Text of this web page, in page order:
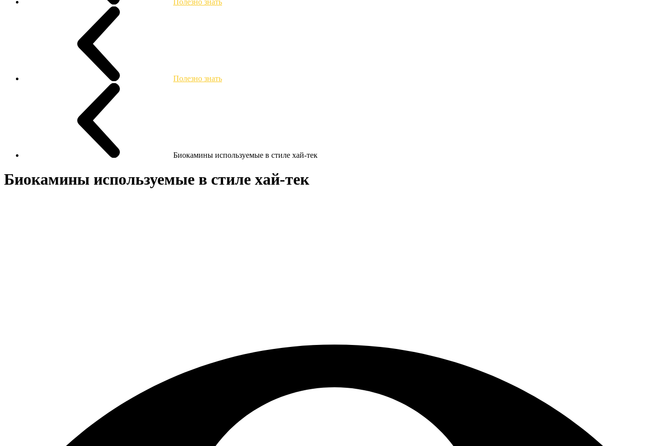
Полезно знать
Биокамины используемые в стиле хай-тек
Биокамины используемые в стиле хай-тек